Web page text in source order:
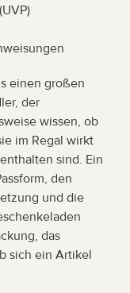
einen großen
der
wissen, ob
im Regal wirkt
sind. Ein
den
und die
das
sich ein Artikel